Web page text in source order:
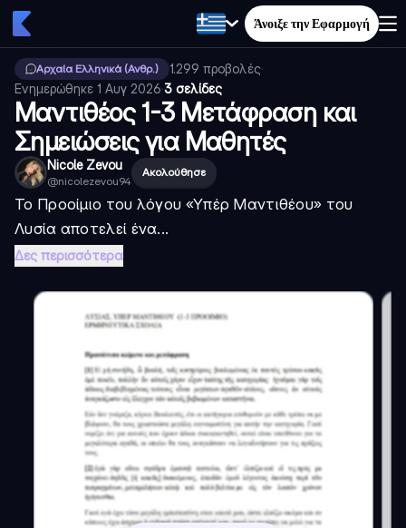
Άνοιξε την Εφαρμογή
Αρχαία Ελληνικά (Ανθρ.) 1.299 προβολές·
Ενημερώθηκε 1 Αυγ 2026·3 σελίδες
Μαντιθέος 1-3 Μετάφραση και
Σημειώσεις για Μαθητές
Nicole Zevou
@nicolezevou94
Ακολούθησε
Το Προοίμιο του λόγου «Υπέρ Μαντιθέου» του
Λυσία αποτελεί ένα...
Δες περισσότερα